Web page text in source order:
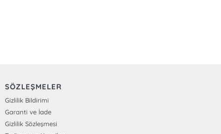
SÖZLEŞMELER
Gizlilik Bildirimi
Garanti ve İade
Gizlilik Sözleşmesi